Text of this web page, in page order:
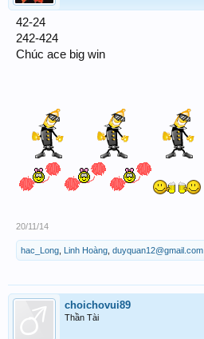
42-24
242-424
Chúc ace big win
20/11/14
hac_Long Linh Hoàng duyquan12@gmail.com
choichovui89
Thần Tài